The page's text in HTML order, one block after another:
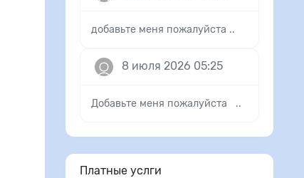
добавьте меня пожалуйста ..
8 июля 2026 05:25
Добавьте меня пожалуйста ..
Платные услги